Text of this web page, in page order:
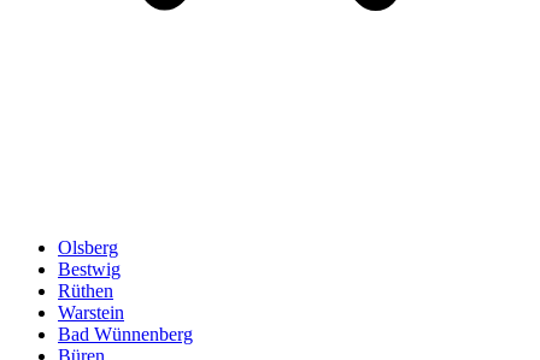
Olsberg
Bestwig
Rüthen
Warstein
Bad Wünnenberg
Büren